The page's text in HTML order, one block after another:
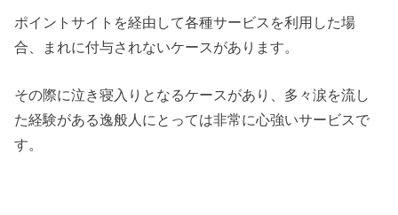
ポイントサイトを経由して各種サービスを利用した場
合、まれに付与されないケースがあります。
その際に泣き寝入りとなるケースがあり、多々涙を流し
た経験がある逸般人にとっては非常に心強いサービスで
す。